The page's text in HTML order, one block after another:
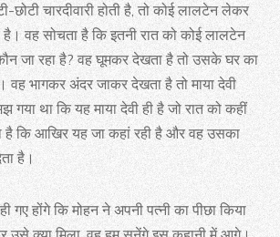
चारदीवारी होती है, तो कोई लालटेन लेकर
है। वह सोचता है कि इतनी रात को कोई लालटेन
जा रहा है? वह घूमकर देखता है तो उसके घर का
भागकर अंदर जाकर देखता है तो माया देवी
था कि यह माया देवी ही है जो रात को कहीं
है कि आखिर यह जा कहां रही है और वह उसका
है।
होंगे कि मोहन ने अपनी पत्नी का पीछा किया